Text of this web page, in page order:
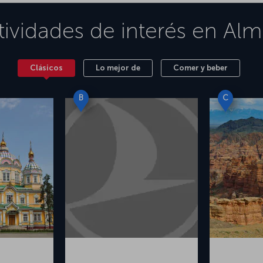
de interés en
Clásicos Lo mejor de Comer y beber
B C